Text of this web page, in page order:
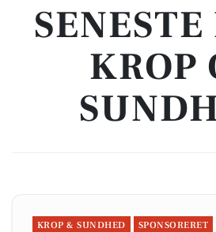
KROP
KROP & SUNDHED SPONSORERET